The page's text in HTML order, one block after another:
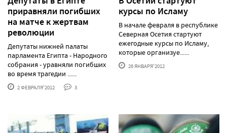
приравняли погибших
на матче к жертвам
революции
Депутаты нижней палаты
парламента Египта - Народного
собрания - уравняли погибших
во время трагедии ......
2 ФЕВРАЛЯ'2012 3
курсы по Исламу
В начале февраля в республике
Северная Осетия стартуют
ежегодные курсы по Исламу,
которые организуе......
26 ЯНВАРЯ'2012